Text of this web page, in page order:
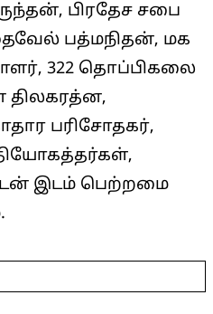
பிரதேச சபை
பத்மநிதன், மக
322 தொப்பிகலை
திலகரத்ன,
பரிசோதகர்,
இடம் பெற்றமை